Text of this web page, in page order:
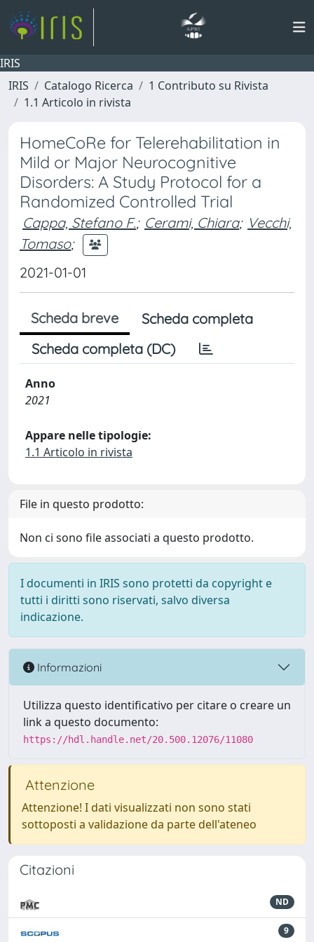
IRIS
IRIS
Catalogo Ricerca
1 Contributo su Rivista
1.1 Articolo in rivista
HomeCoRe for Telerehabilitation in
Mild or Major Neurocognitive
Disorders: A Study Protocol for a
Randomized Controlled Trial
Cappa, Stefano F.; Cerami, Chiara; Vecchi,
Tomaso;
2021-01-01
Scheda breve
Scheda completa
Scheda completa (DC)
Anno
2021
Appare nelle tipologie:
1.1 Articolo in rivista
File in questo prodotto:
Non ci sono file associati a questo prodotto.
I documenti in IRIS sono protetti da copyright e
tutti i diritti sono riservati, salvo diversa
indicazione.
Informazioni
Utilizza questo identificativo per citare o creare un
link a questo documento:
https://hdl.handle.net/20.500.12076/11080
Attenzione
Attenzione! I dati visualizzati non sono stati
sottoposti a validazione da parte dell'ateneo
Citazioni
ND
9